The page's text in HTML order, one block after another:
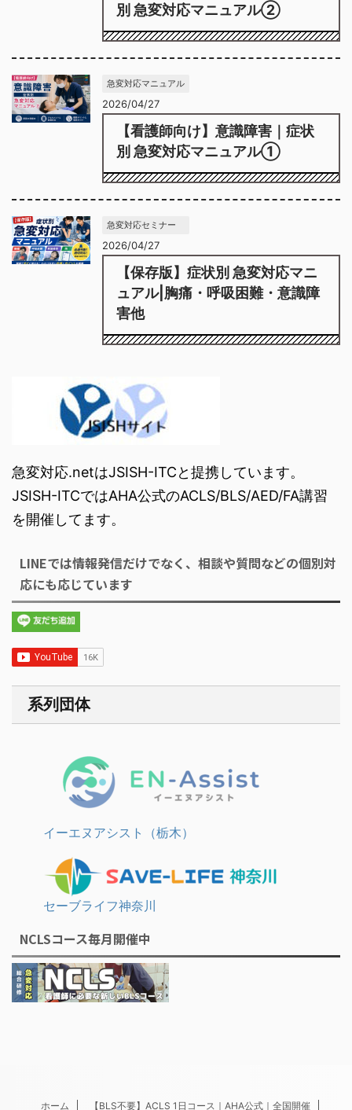
別 急変対応マニュアル②
急変対応マニュアル
2026/04/27
【看護師向け】意識障害｜症状
別 急変対応マニュアル①
急変対応セミナー
2026/04/27
【保存版】症状別 急変対応マニ
ュアル|胸痛・呼吸困難・意識障
害他
急変対応.netはJSISH-ITCと提携しています。
JSISH-ITCではAHA公式のACLS/BLS/AED/FA講習
を開催してます。
LINEでは情報発信だけでなく、相談や質問などの個別対
応にも応じています
系列団体
イーエヌアシスト（栃木）
セーブライフ神奈川
NCLSコース毎月開催中
ホーム 【BLS不要】ACLS 1日コース｜AHA公式｜全国開催